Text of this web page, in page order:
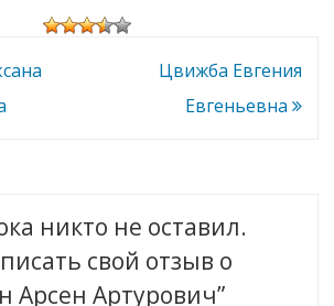
Цвижба Евгения
Евгеньевна
никто не оставил.
свой отзыв о
Арсен Артурович”